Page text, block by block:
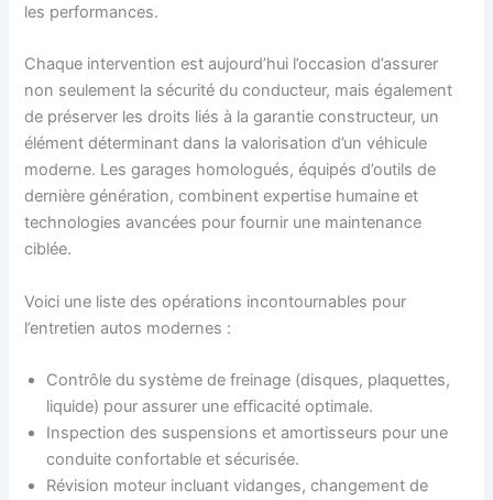
les performances.
Chaque intervention est aujourd’hui l’occasion d’assurer
non seulement la sécurité du conducteur, mais également
de préserver les droits liés à la garantie constructeur, un
élément déterminant dans la valorisation d’un véhicule
moderne. Les garages homologués, équipés d’outils de
dernière génération, combinent expertise humaine et
technologies avancées pour fournir une maintenance
ciblée.
Voici une liste des opérations incontournables pour
l’entretien autos modernes :
Contrôle du système de freinage (disques, plaquettes,
liquide) pour assurer une efficacité optimale.
Inspection des suspensions et amortisseurs pour une
conduite confortable et sécurisée.
Révision moteur incluant vidanges, changement de